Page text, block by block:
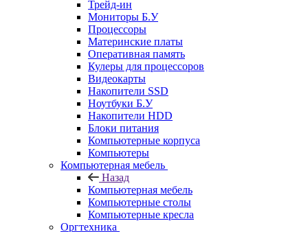
Трейд-ин
Мониторы Б.У
Процессоры
Материнские платы
Оперативная память
Кулеры для процессоров
Видеокарты
Накопители SSD
Ноутбуки Б.У
Накопители HDD
Блоки питания
Компьютерные корпуса
Компьютеры
Компьютерная мебель
Назад
Компьютерная мебель
Компьютерные столы
Компьютерные кресла
Оргтехника